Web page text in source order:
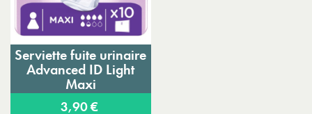
Serviette fuite urinaire
Advanced ID Light
Maxi
3,90 €